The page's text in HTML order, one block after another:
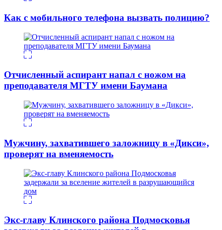
Как с мобильного телефона вызвать полицию?
Отчисленный аспирант напал с ножом на
преподавателя МГТУ имени Баумана
Мужчину, захватившего заложницу в «Дикси»,
проверят на вменяемость
Экс-главу Клинского района Подмосковья